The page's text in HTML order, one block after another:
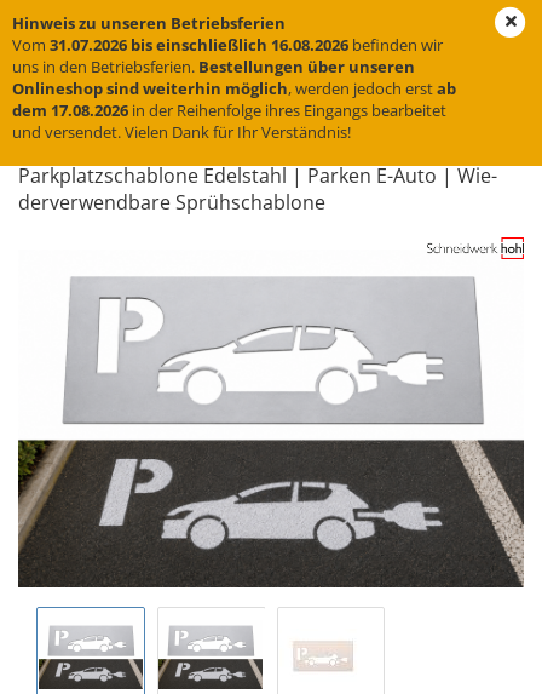
Hinweis zu unseren Betriebsferien
Vom 31.07.2026 bis einschließlich 16.08.2026 befinden wir
uns in den Betriebsferien. Bestellungen über unseren
Onlineshop sind weiterhin möglich, werden jedoch erstab
dem 17.08.2026 in der Reihenfolge ihres Eingangs bearbeitet
und versendet. Vielen Dank für Ihr Verständnis!
« zurück weiter »
Letzter »
5Artikel in dieser Kategorie
Park­platz­scha­blo­ne Edel­stahl | Par­ken E-​Auto | Wie­
der­ver­wend­ba­re Sprüh­scha­blo­ne